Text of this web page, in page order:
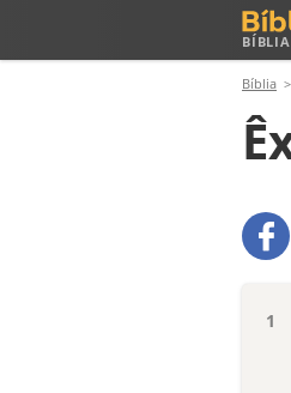
Bíblia
1